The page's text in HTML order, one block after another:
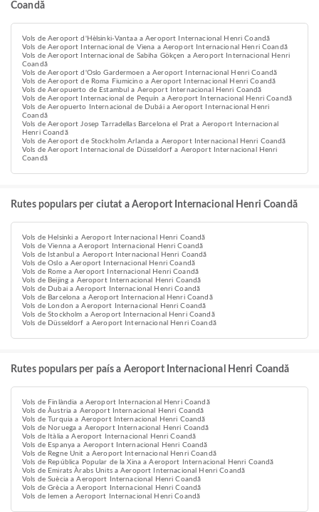
Coandă
Vols de Aeroport d'Hèlsinki-Vantaa a Aeroport Internacional Henri Coandă
Vols de Aeroport Internacional de Viena a Aeroport Internacional Henri Coandă
Vols de Aeroport Internacional de Sabiha Gökçen a Aeroport Internacional Henri
Coandă
Vols de Aeroport d'Oslo Gardermoen a Aeroport Internacional Henri Coandă
Vols de Aeroport de Roma Fiumicino a Aeroport Internacional Henri Coandă
Vols de Aeropuerto de Estambul a Aeroport Internacional Henri Coandă
Vols de Aeroport Internacional de Pequín a Aeroport Internacional Henri Coandă
Vols de Aeropuerto Internacional de Dubái a Aeroport Internacional Henri
Coandă
Vols de Aeroport Josep Tarradellas Barcelona el Prat a Aeroport Internacional
Henri Coandă
Vols de Aeroport de Stockholm Arlanda a Aeroport Internacional Henri Coandă
Vols de Aeroport Internacional de Düsseldorf a Aeroport Internacional Henri
Coandă
Rutes populars per ciutat a Aeroport Internacional Henri Coandă
Vols de Helsinki a Aeroport Internacional Henri Coandă
Vols de Vienna a Aeroport Internacional Henri Coandă
Vols de Istanbul a Aeroport Internacional Henri Coandă
Vols de Oslo a Aeroport Internacional Henri Coandă
Vols de Rome a Aeroport Internacional Henri Coandă
Vols de Beijing a Aeroport Internacional Henri Coandă
Vols de Dubai a Aeroport Internacional Henri Coandă
Vols de Barcelona a Aeroport Internacional Henri Coandă
Vols de London a Aeroport Internacional Henri Coandă
Vols de Stockholm a Aeroport Internacional Henri Coandă
Vols de Düsseldorf a Aeroport Internacional Henri Coandă
Rutes populars per país a Aeroport Internacional Henri Coandă
Vols de Finlàndia a Aeroport Internacional Henri Coandă
Vols de Àustria a Aeroport Internacional Henri Coandă
Vols de Turquia a Aeroport Internacional Henri Coandă
Vols de Noruega a Aeroport Internacional Henri Coandă
Vols de Itàlia a Aeroport Internacional Henri Coandă
Vols de Espanya a Aeroport Internacional Henri Coandă
Vols de Regne Unit a Aeroport Internacional Henri Coandă
Vols de República Popular de la Xina a Aeroport Internacional Henri Coandă
Vols de Emirats Àrabs Units a Aeroport Internacional Henri Coandă
Vols de Suècia a Aeroport Internacional Henri Coandă
Vols de Grècia a Aeroport Internacional Henri Coandă
Vols de Iemen a Aeroport Internacional Henri Coandă